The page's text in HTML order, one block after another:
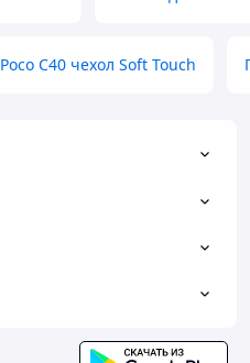
Poco C40 чехол Soft Touch